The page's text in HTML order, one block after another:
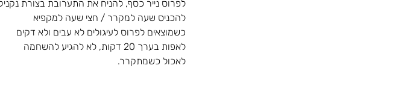
לפרוס נייר כסף, להניח את התערובת בצורת
להכניס שעה למקרר / חצי שעה למקפיא
כשמוצאים לפרוס לעיגולים לא עבים ולא דקים
לאפות בערך 20 דקות, לא להגיע להשחמה
לאכול כשמתקרר.